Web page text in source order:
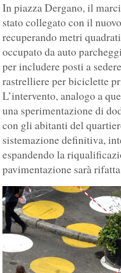
In piazza Dergano, il
stato collegato con il
recuperando metri
occupato da auto
per includere posti a
rastrelliere per biciclette
L’intervento, analogo a
una sperimentazione di
con gli abitanti del
sistemazione definitiva,
espandendo la
pavimentazione sarà